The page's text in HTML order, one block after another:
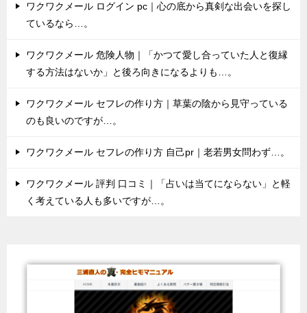
ワクワクメール ログイン pc｜心の底から真剣な出会いを探し
ているなら…。
ワクワクメール 危険人物｜「かつて愛し合っていた人と復縁
する方法はないか」と後ろ向きになるよりも…。
ワクワクメール セフレの作り方｜草葉の陰から見守っている
のも良いのですが…。
ワクワクメール セフレの作り方 自己pr｜老若男女問わず…。
ワクワクメール 評判 口コミ｜「占いは当てにならない」と軽
く考えている人も多いですが…。